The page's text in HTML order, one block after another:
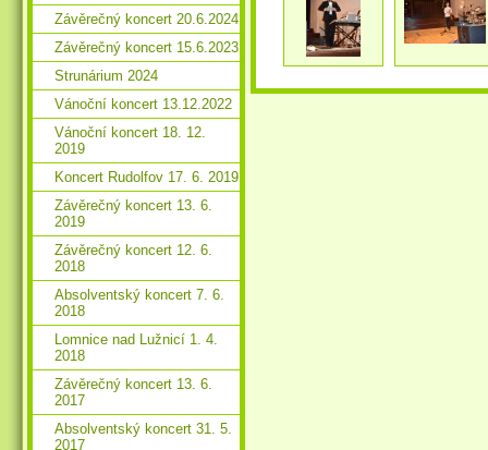
Závěrečný koncert 20.6.2024
Závěrečný koncert 15.6.2023
Strunárium 2024
Vánoční koncert 13.12.2022
Vánoční koncert 18. 12.
2019
Koncert Rudolfov 17. 6. 2019
Závěrečný koncert 13. 6.
2019
Závěrečný koncert 12. 6.
2018
Absolventský koncert 7. 6.
2018
Lomnice nad Lužnicí 1. 4.
2018
Závěrečný koncert 13. 6.
2017
Absolventský koncert 31. 5.
2017